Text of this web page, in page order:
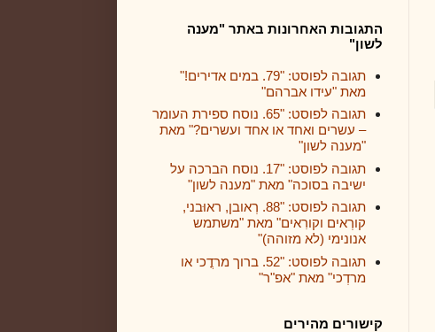
התגובות האחרונות באתר "מענה
לשון"
תגובה לפוסט: "79. במים אדירים!"
מאת "עידו אברהם"
תגובה לפוסט: "65. נוסח ספירת העומר
– עשרים ואחד או אחד ועשרים?" מאת
"מענה לשון"
תגובה לפוסט: "17. נוסח הברכה על
ישיבה בסוכה" מאת "מענה לשון"
תגובה לפוסט: "88. רְאובן, ראוּבני,
קורְאים וקורִאים" מאת "משתמש
אנונימי (לא מזוהה)"
תגובה לפוסט: "52. ברוך מרדֳכי או
מרדְכי" מאת "אפ"ר"
קישורים מהירים